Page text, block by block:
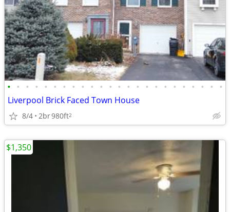
• • • • • • • • • • • • • • • • • • • • • • • •
Liverpool Brick Faced Town House
8/4 2br980ft2
$1,350